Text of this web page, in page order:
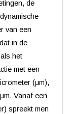
de
van een
in de
het
met een
(μm),
Vanaf een
spreekt men